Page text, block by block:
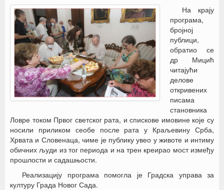
На крају
програма,
бројној
публици,
обратио се
др Мицић
читајући
делове
откривених
писама
становника
Ловре током Првог светског рата, и спискове имовине које су
носили приликом сеобе после рата у Краљевину Срба,
Хрвата и Словенаца, чиме је публику увео у животе и интиму
обичних људи из тог периода и на трен креирао мост између
прошлости и садашњости.
Реализацију програма помогла је Градска управа за
културу Града Новог Сада.